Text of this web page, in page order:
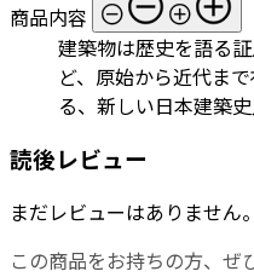
商品内容
建築物は歴史を語る
ど、原始から近代ま
る、新しい日本建築史
読後レビュー
まだレビューはありません。
この商品をお持ちの方、ぜ